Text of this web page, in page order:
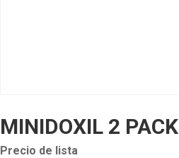
MINIDOXIL 2 PACK
Precio de lista